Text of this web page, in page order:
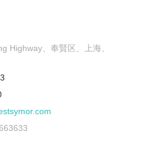
Highway、奉賢区、上海、